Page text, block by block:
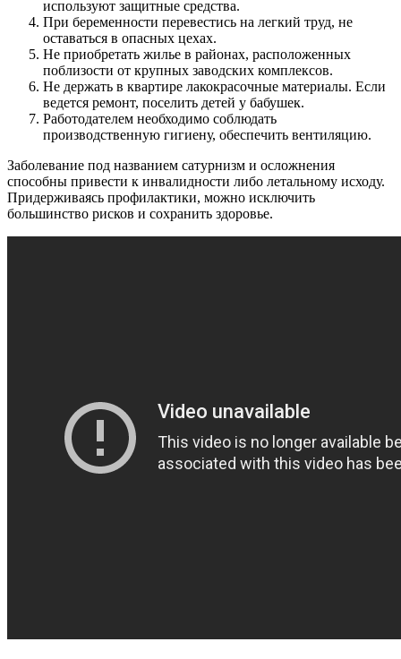
используют защитные средства.
При беременности перевестись на легкий труд, не
оставаться в опасных цехах.
Не приобретать жилье в районах, расположенных
поблизости от крупных заводских комплексов.
Не держать в квартире лакокрасочные материалы. Если
ведется ремонт, поселить детей у бабушек.
Работодателем необходимо соблюдать
производственную гигиену, обеспечить вентиляцию.
Заболевание под названием сатурнизм и осложнения
способны привести к инвалидности либо летальному исходу.
Придерживаясь профилактики, можно исключить
большинство рисков и сохранить здоровье.